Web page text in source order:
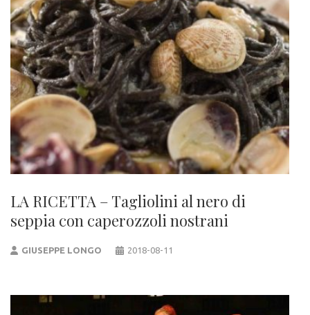
LA RICETTA – Tagliolini al nero di
seppia con caperozzoli nostrani
GIUSEPPE LONGO 2018-08-11